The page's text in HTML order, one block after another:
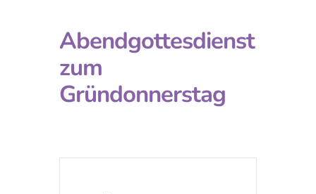
Abendgottesdienst
zum
Gründonnerstag